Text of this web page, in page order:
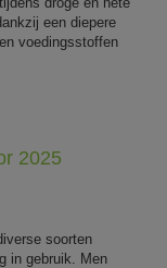
een diepere
voedingsstoffen
2025
soorten
in gebruik. Men